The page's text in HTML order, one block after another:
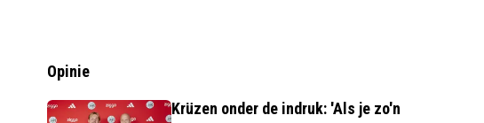
Opinie
Krüzen onder de indruk: 'Als je zo'n